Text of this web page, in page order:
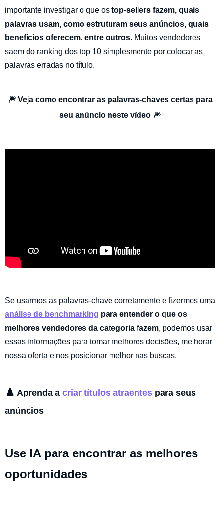
importante investigar o que os top-sellers fazem, quais
palavras usam, como estruturam seus anúncios, quais
benefícios oferecem, entre outros. Muitos vendedores
saem do ranking dos top 10 simplesmente por colocar as
palavras erradas no título.
🎆 Veja como encontrar as palavras-chaves certas para
seu anúncio neste vídeo 🎆
Se usarmos as palavras-chave corretamente e fizermos uma
análise de benchmarking para entender o que os
melhores vendedores da categoria fazem, podemos usar
essas informações para tomar melhores decisões, melhorar
nossa oferta e nos posicionar melhor nas buscas.
♟️ Aprenda a criar títulos atraentes para seus
anúncios
Use IA para encontrar as melhores
oportunidades